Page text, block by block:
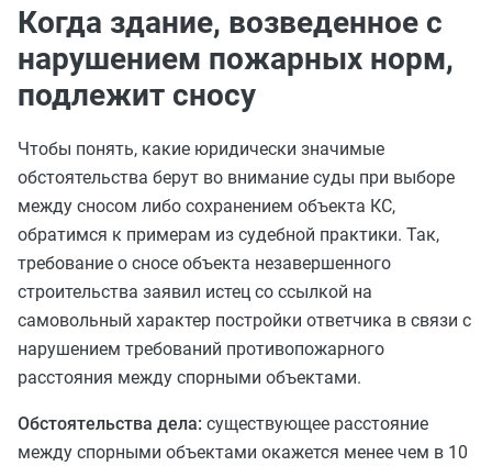
Когда здание, возведенное с
нарушением пожарных норм,
подлежит сносу
Чтобы понять, какие юридически значимые
обстоятельства берут во внимание суды при выборе
между сносом либо сохранением объекта КС,
обратимся к примерам из судебной практики. Так,
требование о сносе объекта незавершенного
строительства заявил истец со ссылкой на
самовольный характер постройки ответчика в связи с
нарушением требований противопожарного
расстояния между спорными объектами.
Обстоятельства дела: существующее расстояние
между спорными объектами окажется менее чем в 10